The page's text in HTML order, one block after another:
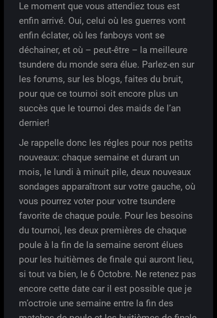
Le moment que vous attendiez tous est
enfin arrivé. Oui, celui où les guerres vont
enfin éclater, où les fanboys vont se
déchainer, et où – peut-être – la meilleure
tsundere du monde sera élue. Parlez-en sur
les forums, sur les blogs, faites du bruit,
pour que ce tournoi soit encore plus un
succès que le tournoi des maids de l’an
dernier!
Je rappelle donc les régles pour nos petits
nouveaux: chaque semaine et durant un
mois, le lundi à minuit pile, deux nouveaux
sondages apparaîtront sur votre gauche, où
vous pourrez voter pour votre tsundere
favorite de chaque poule. Pour les besoins
du tournoi, les deux premières de chaque
poule à la fin de la semaine seront élues
pour les huitièmes de finale qui auront lieu,
si tout va bien, le 6 Octobre. Ne retenez pas
encore cette date car il est possible que je
m’octroie une semaine entre la fin des